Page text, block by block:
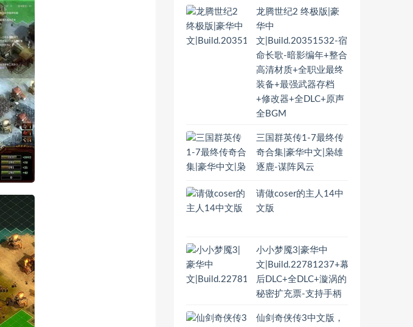
龙腾世纪2 终极版|豪
华中
文|Build.20351532-宿
命长歌-暗影编年+整合
高清材质+全职业最终
装备+最强武器存档
+修改器+全DLC+原声
全BGM
三国群英传1-7最终传
奇合集|豪华中文|枭雄
逐鹿-谋阵风云
请做coser的主人14中
文版
小小梦魇3|豪华中
文|Build.22781237+幕
后DLC+全DLC+漩涡的
秘密扩充票-支持手柄
仙剑奇侠传3中文版，